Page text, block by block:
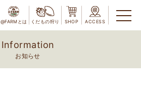
@FARMとは くだもの狩り SHOP ACCESS
Information
お知らせ